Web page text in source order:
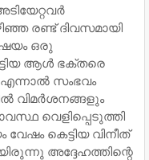
രണ്ട് ദിവസമായി
ഒരു
ആള്‍ ഭക്തരെ
എന്നാല്‍ സംഭവം
വിമര്‍ശനങ്ങളും
വെളിപ്പെടുത്തി
കെട്ടിയ വിനീത്
അദ്ദേഹത്തിന്റെ